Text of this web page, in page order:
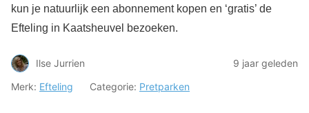
kun je natuurlijk een abonnement kopen en ‘gratis’ de
Efteling in Kaatsheuvel bezoeken.
Ilse Jurrien
9 jaar geleden
Merk: Efteling Categorie: Pretparken